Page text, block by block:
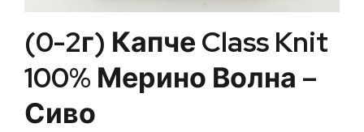
(0-2г) Капче Class Knit
100% Мерино Волна –
Сиво